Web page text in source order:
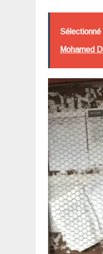
Sélectionné
Mohamed